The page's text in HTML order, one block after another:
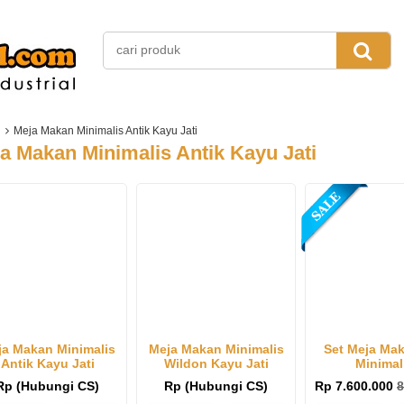
Meja Makan Minimalis Antik Kayu Jati
Makan Minimalis Antik Kayu Jati
Makan Minimalis
Antik Kayu Jati
(Hubungi CS)
Meja Makan Minimalis
Wildon Kayu Jati
Rp (Hubungi CS)
Set Meja
Rp 7.600.000